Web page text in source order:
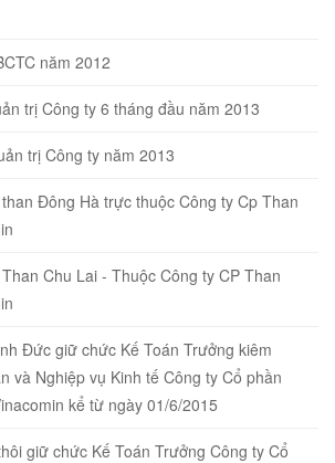
năm 2012
trị Công ty 6 tháng đầu năm 2013
trị Công ty năm 2013
Đông Hà trực thuộc Công ty Cp Than
Chu Lai - Thuộc Công ty CP Than
Đức giữ chức Kế Toán Trưởng kiêm
và Nghiệp vụ Kinh tế Công ty Cổ phần
kể từ ngày 01/6/2015
giữ chức Kế Toán Trưởng Công ty Cổ